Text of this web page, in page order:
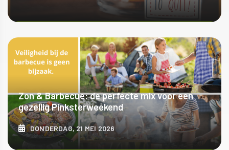
ONTDEK MEER
Zon & Barbecue: de perfecte mix voor een
gezellig Pinksterweekend
DONDERDAG, 21 MEI 2026